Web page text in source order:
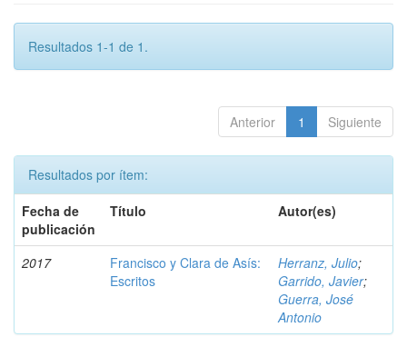
Resultados 1-1 de 1.
Anterior 1 Siguiente
Resultados por ítem:
Fecha de
publicación
Título Autor(es)
2017
Francisco y Clara de Asís:
Escritos
Herranz, Julio;
Garrido, Javier;
Guerra, José
Antonio